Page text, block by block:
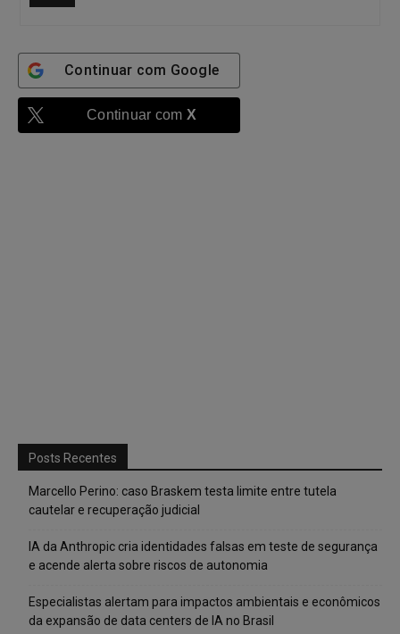
Continuar com Google
Continuar com X
Posts Recentes
Marcello Perino: caso Braskem testa limite entre tutela
cautelar e recuperação judicial
IA da Anthropic cria identidades falsas em teste de segurança
e acende alerta sobre riscos de autonomia
Especialistas alertam para impactos ambientais e econômicos
da expansão de data centers de IA no Brasil